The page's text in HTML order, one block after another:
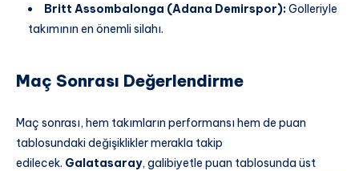
Britt Assombalonga (Adana Demirspor):Golleriyle
takımının en önemli silahı.
Maç Sonrası Değerlendirme
Maç sonrası, hem takımların performansı hem de puan
tablosundaki değişiklikler merakla takip
edilecek. Galatasaray, galibiyetle puan tablosunda üst